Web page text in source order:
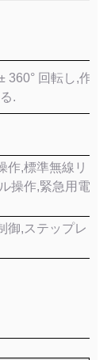
360° 回転し,作
.
作,標準無線リ
操作,緊急用電
御,ステップレ